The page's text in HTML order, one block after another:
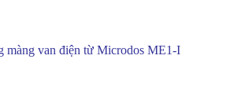
màng van điện từ Microdos ME1-I